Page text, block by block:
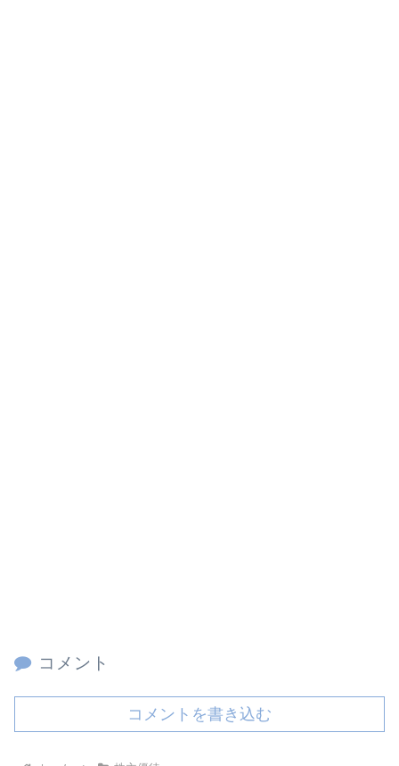
コメント
コメントを書き込む